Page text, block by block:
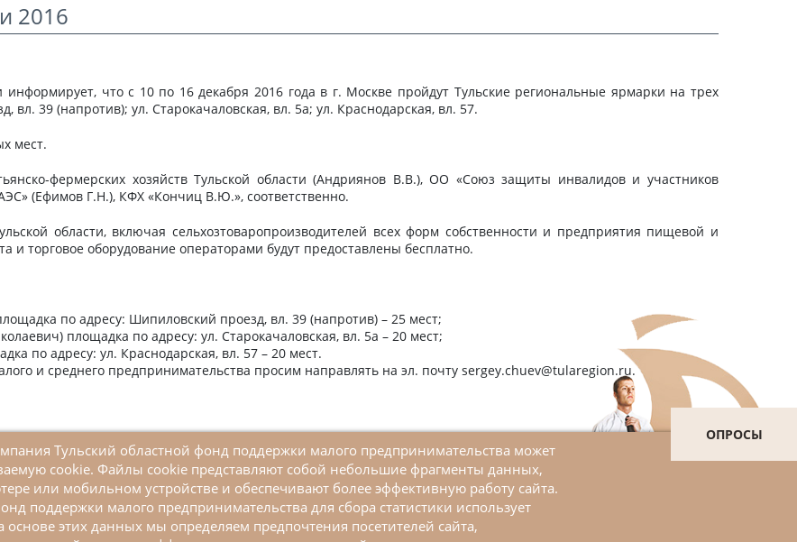
2016
информирует, что с 10 по 16 декабря 2016 года в г. Москве пройдут Тульские региональные ярмарки на трех
39 (напротив); ул. Старокачаловская, вл. 5а; ул. Краснодарская, вл. 57.
мест.
фермерских хозяйств Тульской области (Андриянов В.В.), ОО «Союз защиты инвалидов и участников
(Ефимов Г.Н.), КФХ «Кончиц В.Ю.», соответственно.
области, включая сельхозтоваропроизводителей всех форм собственности и предприятия пищевой и
торговое оборудование операторами будут предоставлены бесплатно.
по адресу: Шипиловский проезд, вл. 39 (напротив) – 25 мест;
площадка по адресу: ул. Старокачаловская, вл. 5а – 20 мест;
по адресу: ул. Краснодарская, вл. 57 – 20 мест.
и среднего предпринимательства просим направлять на эл. почту sergey.chuev@tularegion.ru.
+7 (4872) 52-10-80
tofpmp@mail.ru
г. Тула, ул. Кирова, д. 135, корп 1. (вход со
стороны ул. Марата)
Войти в личный кабинет
ЗАДАТЬ ВОПРОС
ОПРОСЫ
Тульский областной фонд поддержки малого предпринимательства может
cookie. Файлы cookie представляют собой небольшие фрагменты данных,
или мобильном устройстве и обеспечивают более эффективную работу сайта.
поддержки малого предпринимательства для сбора статистики использует
этих данных мы определяем предпочтения посетителей сайта,